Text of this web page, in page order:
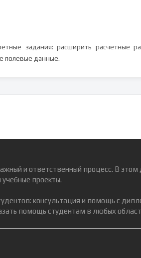
задания: расширить расчетные
полевые данные.
и ответственный процесс. В
проекты.
консультация и помощь с
помощь студентам в любых